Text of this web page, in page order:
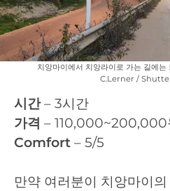
치앙마이에서 치앙라이로 가는 길에
C.Lerner /
시간– 3시간
가격 – 110,000~200,000
Comfort – 5/5
만약 여러분이 치앙마이